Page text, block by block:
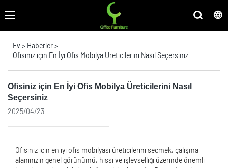
Ev > Haberler>
Ofisiniz için En İyi Ofis Mobilya Üreticilerini Nasıl Seçersiniz
Ofisiniz için En İyi Ofis Mobilya Üreticilerini Nasıl
Seçersiniz
2025/04/23
Ofisiniz için en iyi ofis mobilyası üreticilerini seçmek, çalışma
alanınızın genel görünümü, hissi ve işlevselliği üzerinde önemli